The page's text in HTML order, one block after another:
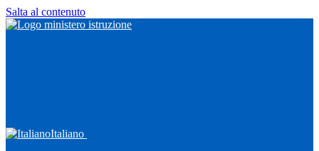
Salta al contenuto
Italiano